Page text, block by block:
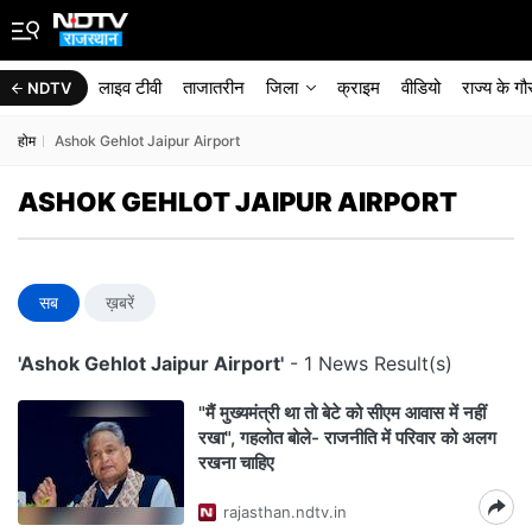
NDTV लाइव टीवी ताजातरीन जिला क्राइम वीडियो राज्‍य के
होम Ashok Gehlot Jaipur Airport
ASHOK GEHLOT JAIPUR AIRPORT
सब ख़बरें
'Ashok Gehlot Jaipur Airport' - 1 News Result(s)
"मैं मुख्‍यमंत्री था तो बेटे को सीएम आवास में नहीं
रखा", गहलोत बोले- राजनीति में परिवार को अलग
रखना चाहिए
rajasthan.ndtv.in